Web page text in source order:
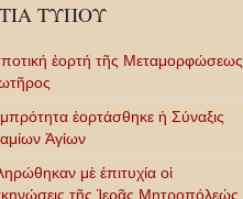
ΤΥΠΟΥ
ἑορτή τῆς Μεταμορφώσεως
ἑορτάσθηκε ἡ Σύναξις
Ἁγίων
μὲ ἐπιτυχία οἱ
τῆς Ἱερᾶς Μητροπόλεώς